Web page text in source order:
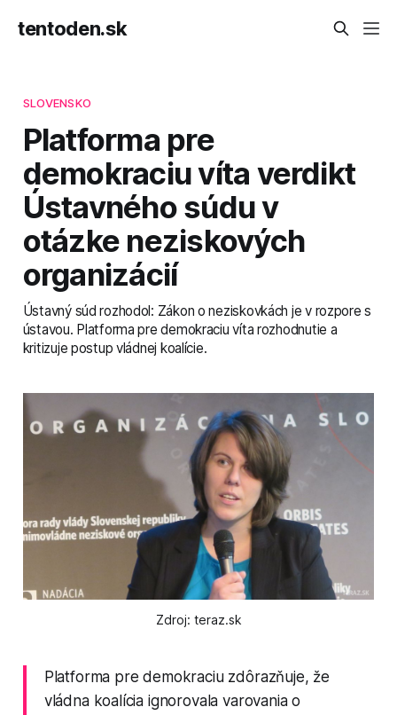
tentoden.sk
SLOVENSKO
Platforma pre
demokraciu víta verdikt
Ústavného súdu v
otázke neziskových
organizácií
Ústavný súd rozhodol: Zákon o neziskovkách je v rozpore s
ústavou. Platforma pre demokraciu víta rozhodnutie a
kritizuje postup vládnej koalície.
Zdroj: teraz.sk
Platforma pre demokraciu zdôrazňuje, že
vládna koalícia ignorovala varovania o